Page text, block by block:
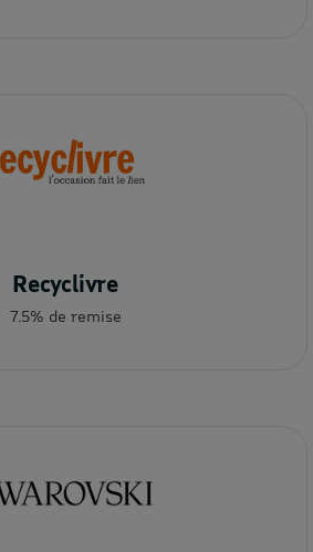
Recyclivre
7.5% de remise